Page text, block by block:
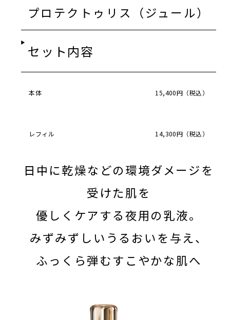
プロテクトゥリス（ジュール）
セット内容
本体 15,400円（税込）
レフィル 14,300円（税込）
日中に乾燥などの環境ダメージを
受けた肌を
優しくケアする夜用の乳液。
みずみずしいうるおいを与え、
ふっくら弾むすこやかな肌へ